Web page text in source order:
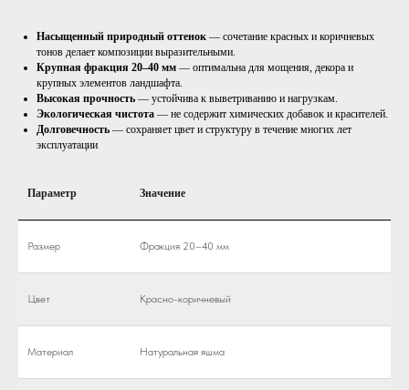
Насыщенный природный оттенок — сочетание красных и коричневых
тонов делает композиции выразительными.
Крупная фракция 20–40 мм — оптимальна для мощения, декора и
крупных элементов ландшафта.
Высокая прочность — устойчива к выветриванию и нагрузкам.
Экологическая чистота — не содержит химических добавок и красителей.
Долговечность — сохраняет цвет и структуру в течение многих лет
эксплуатации
Параметр Значение
Размер Фракция 20–40 мм
Цвет Красно-коричневый
Материал Натуральная яшма